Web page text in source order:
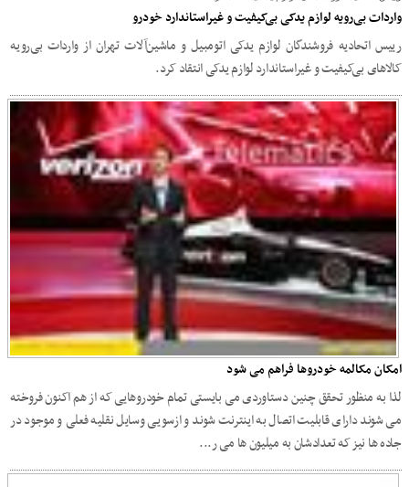
واردات بی‌رویه لوازم یدکی بی‌کیفیت و غیراستاندارد خودرو
رییس اتحادیه فروشندگان لوازم یدکی اتومبیل و ماشین‌آلات تهران از واردات بی‌رویه
کالاهای بی‌کیفیت و غیراستاندارد لوازم یدکی انتقاد کرد.
امکان مکالمه خودروها فراهم می شود
لذا به منظور تحقق چنین دستاوردی می بایستی تمام خودروهایی که از هم اکنون فروخته
می شوند دارای قابلیت اتصال به اینترنت شوند و ازسویی وسایل نقلیه فعلی و موجود در
جاده ها نیز که تعدادشان به میلیون ها می ر...